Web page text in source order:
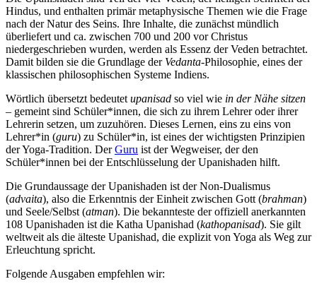
Hindus, und enthalten primär metaphysische Themen wie die Frage
nach der Natur des Seins. Ihre Inhalte, die zunächst mündlich
überliefert und ca. zwischen 700 und 200 vor Christus
niedergeschrieben wurden, werden als Essenz der Veden betrachtet.
Damit bilden sie die Grundlage der Vedanta-Philosophie, eines der
klassischen philosophischen Systeme Indiens.
Wörtlich übersetzt bedeutet upanisad so viel wie in der Nähe sitzen
– gemeint sind Schüler*innen, die sich zu ihrem Lehrer oder ihrer
Lehrerin setzen, um zuzuhören. Dieses Lernen, eins zu eins von
Lehrer*in (guru) zu Schüler*in, ist eines der wichtigsten Prinzipien
der Yoga-Tradition. DerGuru ist der Wegweiser, der den
Schüler*innen bei der Entschlüsselung der Upanishaden hilft.
Die Grundaussage der Upanishaden ist der Non-Dualismus
(advaita), also die Erkenntnis der Einheit zwischen Gott (brahman)
und Seele/Selbst (atman). Die bekannteste der offiziell anerkannten
108 Upanishaden ist die Katha Upanishad (kathopanisad). Sie gilt
weltweit als die älteste Upanishad, die explizit von Yoga als Weg zur
Erleuchtung spricht.
Folgende Ausgaben empfehlen wir: